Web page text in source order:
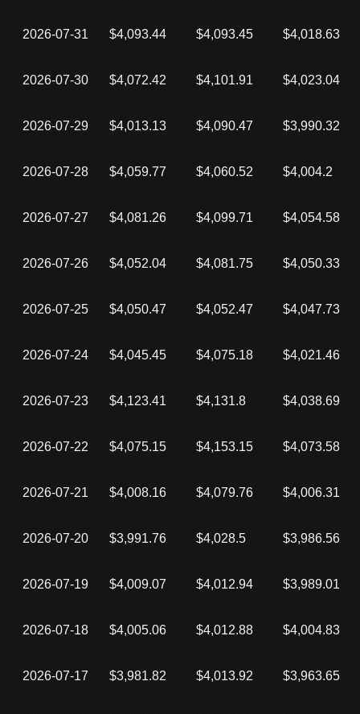
2026-07-31 $4,093.44 $4,093.45 $4,018.63
2026-07-30 $4,072.42 $4,101.91 $4,023.04
2026-07-29 $4,013.13 $4,090.47 $3,990.32
2026-07-28 $4,059.77 $4,060.52 $4,004.2
2026-07-27 $4,081.26 $4,099.71 $4,054.58
2026-07-26 $4,052.04 $4,081.75 $4,050.33
2026-07-25 $4,050.47 $4,052.47 $4,047.73
2026-07-24 $4,045.45 $4,075.18 $4,021.46
2026-07-23 $4,123.41 $4,131.8 $4,038.69
2026-07-22 $4,075.15 $4,153.15 $4,073.58
2026-07-21 $4,008.16 $4,079.76 $4,006.31
2026-07-20 $3,991.76 $4,028.5 $3,986.56
2026-07-19 $4,009.07 $4,012.94 $3,989.01
2026-07-18 $4,005.06 $4,012.88 $4,004.83
2026-07-17 $3,981.82 $4,013.92 $3,963.65